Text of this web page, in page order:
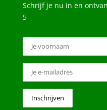
Schrijf je nu in en
5